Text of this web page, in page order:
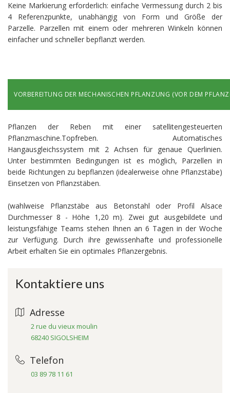
Keine Markierung erforderlich: einfache Vermessung durch 2 bis
4 Referenzpunkte, unabhängig von Form und Größe der
Parzelle. Parzellen mit einem oder mehreren Winkeln können
einfacher und schneller bepflanzt werden.
VORBEREITUNG DER MECHANISCHEN PFLANZUNG (VOR DEM
Pflanzen der Reben mit einer satellitengesteuerten
Pflanzmaschine.Topfreben. Automatisches
Hangausgleichssystem mit 2 Achsen für genaue Querlinien.
Unter bestimmten Bedingungen ist es möglich, Parzellen in
beide Richtungen zu bepflanzen (idealerweise ohne Pflanzstäbe)
Einsetzen von Pflanzstäben.
(wahlweise Pflanzstäbe aus Betonstahl oder Profil Alsace
Durchmesser 8 - Höhe 1,20 m). Zwei gut ausgebildete und
leistungsfähige Teams stehen Ihnen an 6 Tagen in der Woche
zur Verfügung. Durch ihre gewissenhafte und professionelle
Arbeit erhalten Sie ein optimales Pflanzergebnis.
Kontaktiere uns
Adresse
2 rue du vieux moulin
68240 SIGOLSHEIM
Telefon
03 89 78 11 61